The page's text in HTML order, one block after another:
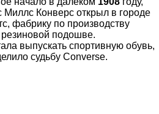
Миллс Конверс открыл в городе
фабрику по производству
подошве.
выпускать спортивную обувь,
судьбу Converse.